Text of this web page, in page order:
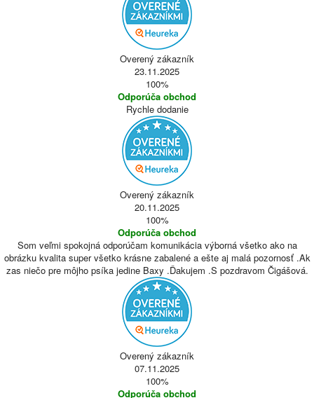
Overený zákazník
23.11.2025
100%
Odporúča obchod
Rychle dodanie
Overený zákazník
20.11.2025
100%
Odporúča obchod
Som veľmi spokojná odporúčam komunikácia výborná všetko ako na
obrázku kvalita super všetko krásne zabalené a ešte aj malá pozornosť .Ak
zas niečo pre môjho psíka jedine Baxy .Ďakujem .S pozdravom Čigášová.
Overený zákazník
07.11.2025
100%
Odporúča obchod